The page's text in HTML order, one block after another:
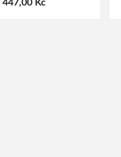
447,00 Kč